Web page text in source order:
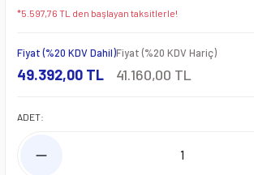
*5.597,76 TL den başlayan taksitlerle!
Fiyat (%20 KDV Dahil)
49.392,00 TL
Fiyat (%20 KDV Hariç)
41.160,00 TL
ADET: